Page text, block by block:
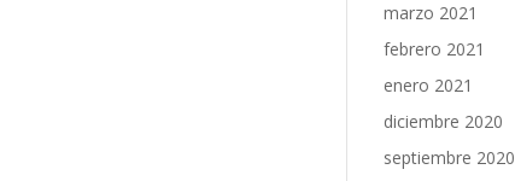
marzo 2021
febrero 2021
enero 2021
diciembre 2020
septiembre 2020